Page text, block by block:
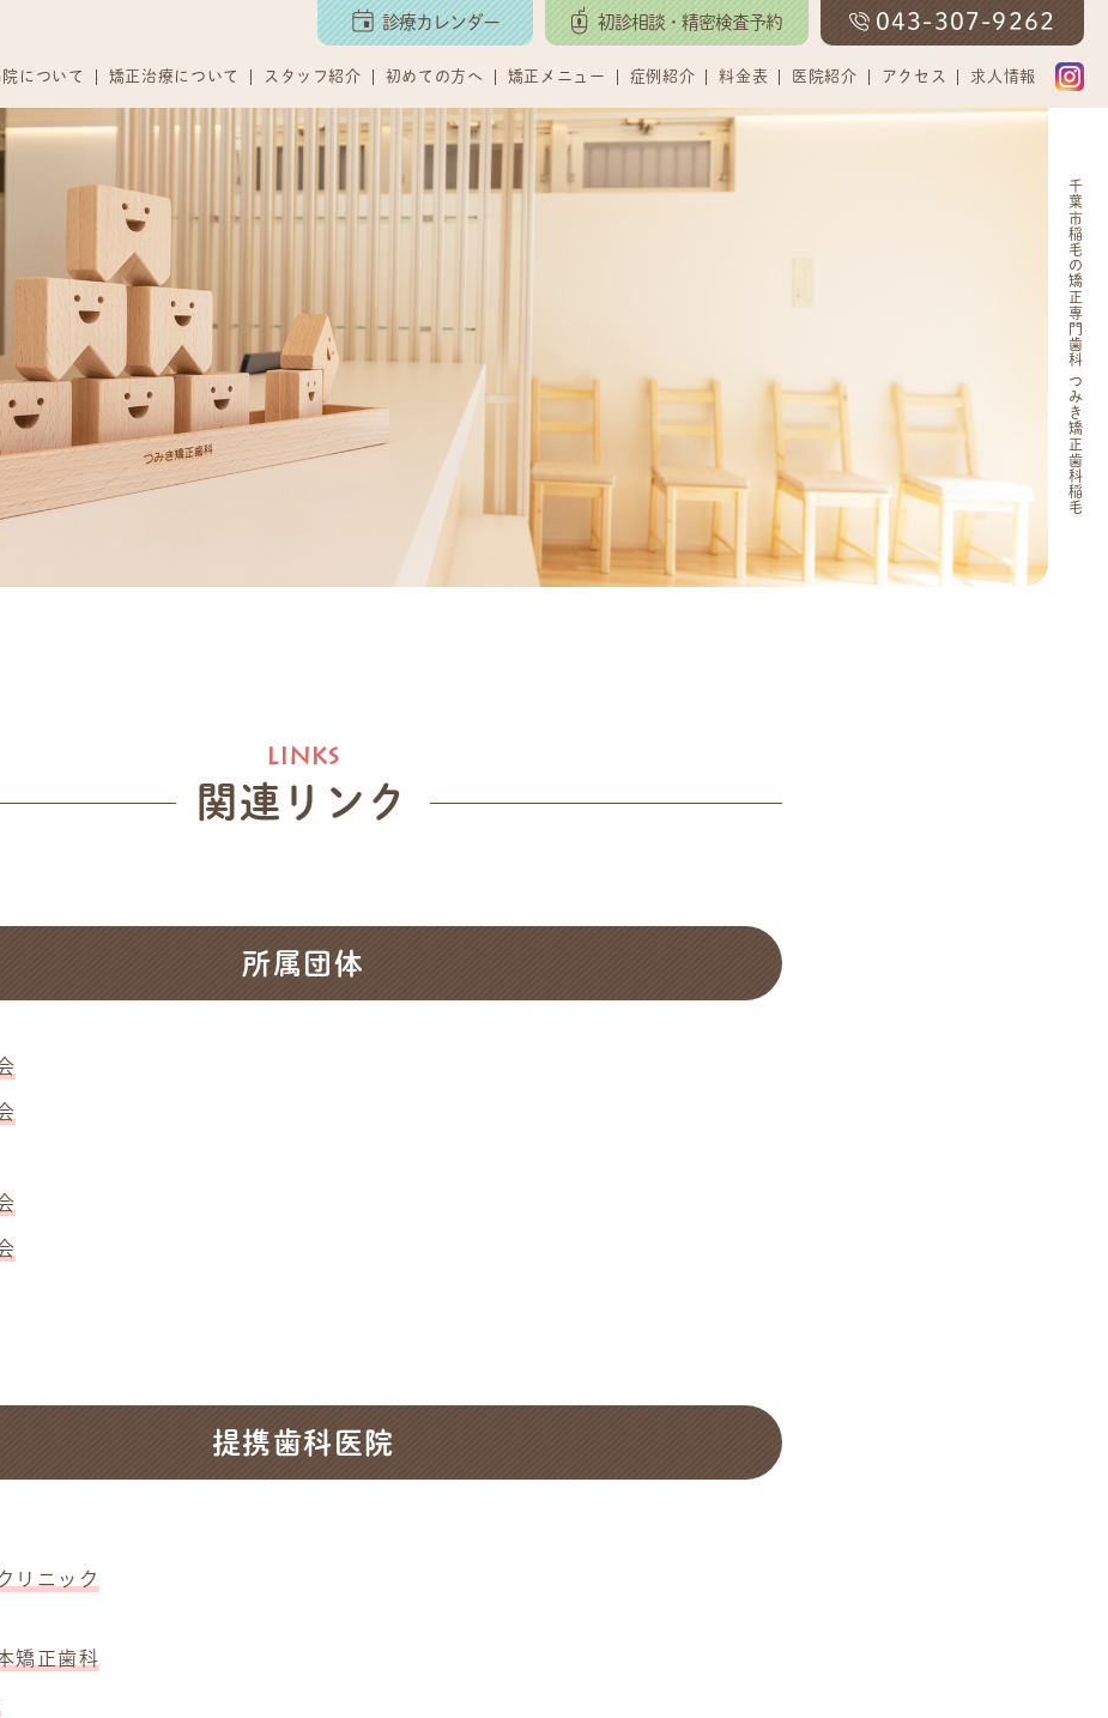
診療カレンダー 初診相談・精密検査予約 043-307-9262
院について 矯正治療について スタッフ紹介 初めての方へ 矯正メニュー 症例紹介 料金表 医院紹介 アクセス 求人情報
関連リンク
所属団体
提携歯科医院
リニック
矯正歯科